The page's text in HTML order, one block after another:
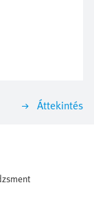
Áttekintés